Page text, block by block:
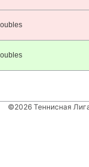
©2026 Теннисная